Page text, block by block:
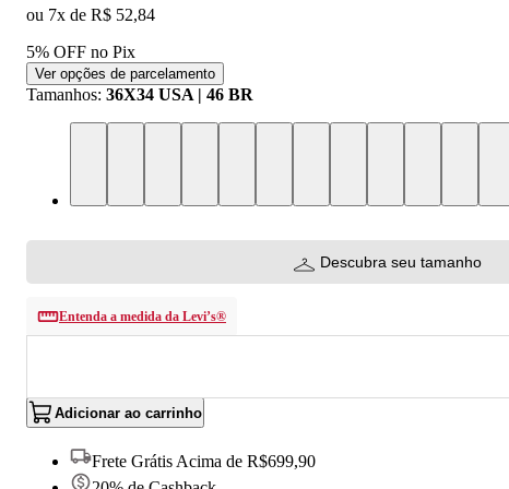
ou 7x de R$ 52,84
5% OFF no Pix
Ver opções de parcelamento
Tamanhos: 36X34 USA | 46 BR
Descubra seu tamanho
Entenda a medida da Levi’s®
Adicionar ao carrinho
Frete Grátis Acima de R$699,90